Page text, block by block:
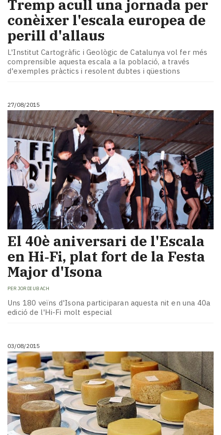
Tremp acull una jornada per
conèixer l'escala europea de
perill d'allaus
L'Institut Cartogràfic i Geològic de Catalunya vol fer més
comprensible aquesta escala a la població, a través
d'exemples pràctics i resolent dubtes i qüestions
27/08/2015
El 40è aniversari de l'Escala
en Hi‑Fi, plat fort de la Festa
Major d'Isona
PER JORDI UBACH
Uns 180 veïns d'Isona participaran aquesta nit en una 40a
edició de l'Hi-Fi molt especial
03/08/2015